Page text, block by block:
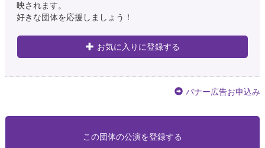
映されます。
好きな団体を応援しましょう！
お気に入りに登録する
バナー広告お申込み
この団体の公演を登録する